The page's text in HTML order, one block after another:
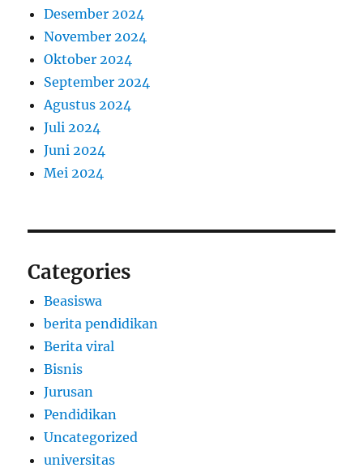
Desember 2024
November 2024
Oktober 2024
September 2024
Agustus 2024
Juli 2024
Juni 2024
Mei 2024
Categories
Beasiswa
berita pendidikan
Berita viral
Bisnis
Jurusan
Pendidikan
Uncategorized
universitas